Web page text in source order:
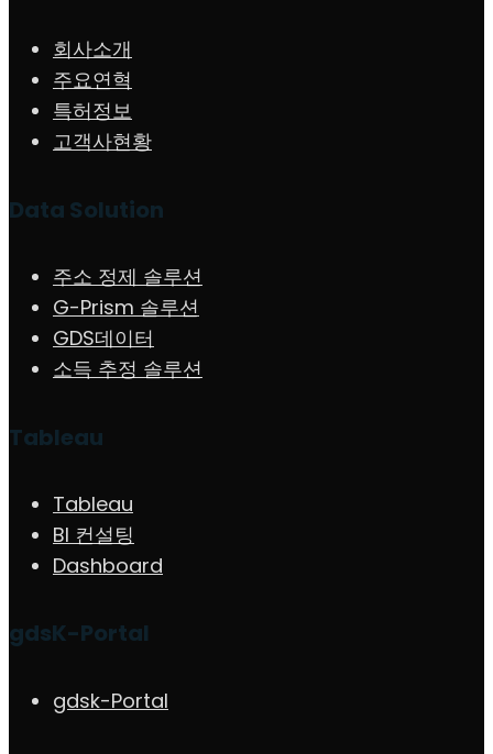
회사소개
주요연혁
특허정보
고객사현황
Data Solution
주소 정제 솔루션
G-Prism 솔루션
GDS데이터
소득 추정 솔루션
Tableau
Tableau
BI 컨설팅
Dashboard
gdsK-Portal
gdsk-Portal